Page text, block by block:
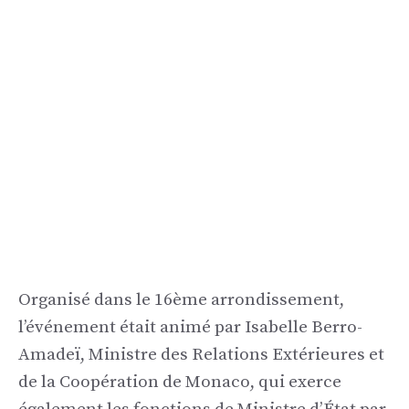
Organisé dans le 16ème arrondissement,
l’événement était animé par Isabelle Berro-
Amadeï, Ministre des Relations Extérieures et
de la Coopération de Monaco, qui exerce